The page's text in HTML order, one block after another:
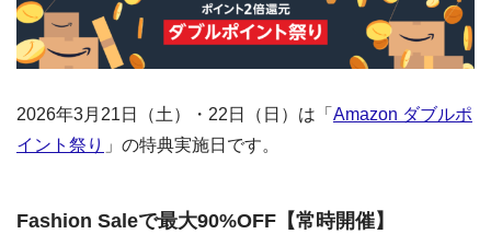
2026年3月21日（土）・22日（日）は「 Amazon ダブルポ
イント祭り 」の特典実施日です。
Fashion Saleで最大90%OFF【常時開催】